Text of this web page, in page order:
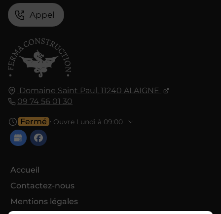
Domaine Saint Paul, 11240 ALAIGNE
09 74 56 01 30
Fermé ⋅ Ouvre Lundi à 09:00
Accueil
Contactez-nous
Mentions légales
Appel